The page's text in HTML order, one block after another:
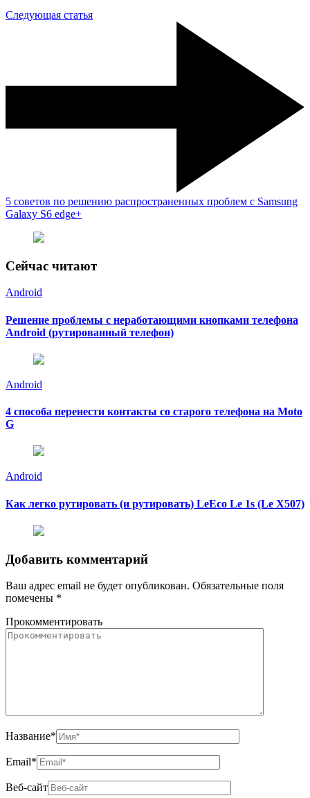
Следующая статья
5 советов по решению распространенных проблем с Samsung
Galaxy S6 edge+
Сейчас читают
Android
Решение проблемы с неработающими кнопками телефона
Android (рутированный телефон)
Android
4 способа перенести контакты со старого телефона на Moto
G
Android
Как легко рутировать (и рутировать) LeEco Le 1s (Le X507)
Добавить комментарий
Ваш адрес email не будет опубликован. Обязательные поля
помечены *
Прокомментировать
Название*
Email*
Веб-сайт